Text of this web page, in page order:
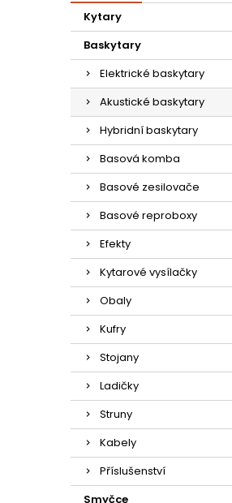
Kytary
Baskytary
Elektrické baskytary
Akustické baskytary
Hybridní baskytary
Basová komba
Basové zesilovače
Basové reproboxy
Efekty
Kytarové vysílačky
Obaly
Kufry
Stojany
Ladičky
Struny
Kabely
Příslušenství
Smyčce